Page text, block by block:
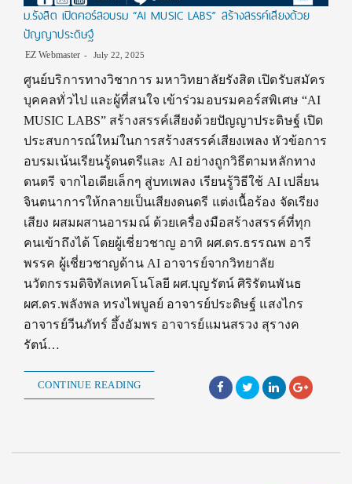
ม.รังสิต เปิดคอร์สอบรม “AI MUSIC LABS” สร้างสรรค์เสียงด้วย
ปัญญาประดิษฐ์
EZ Webmaster July 22, 2025
ศูนย์บริการทางวิชาการ มหาวิทยาลัยรังสิต เปิดรับสมัคร
บุคคลทั่วไป และผู้ที่สนใจ เข้าร่วมอบรมคอร์สพิเศษ “AI
MUSIC LABS” สร้างสรรค์เสียงด้วยปัญญาประดิษฐ์ เปิด
ประสบการณ์ใหม่ในการสร้างสรรค์เสียงเพลง หัวข้อการ
อบรมเน้นเรียนรู้ดนตรีและ AI อย่างถูกวิธีตามหลักทาง
ดนตรี จากไอเดียเล็กๆ สู่บทเพลง เรียนรู้วิธีใช้ AI เปลี่ยน
จินตนาการให้กลายเป็นเสียงดนดรี แต่งเนื้อร้อง จัดเรียง
เสียง ผสมผสานอารมณ์ ด้วยเครื่องมือสร้างสรรค์ที่ทุก
คนเข้าถึงได้ โดยผู้เชี่ยวชาญ อาทิ ผศ.ดร.ธรรณพ อารี
พรรค ผู้เชี่ยวชาญด้าน AI อาจารย์จากวิทยาลัย
นวัตกรรมดิจิทัลเทคโนโลยี ผศ.บุญรัตน์ ศิริรัตนพันธ
ผศ.ดร.พลังพล ทรงไพบูลย์ อาจารย์ประดิษฐ์ แสงไกร
อาจารย์วีนภัทร์ อึ้งอัมพร อาจารย์แมนสรวง สุรางค
รัตน์…
CONTINUE READING